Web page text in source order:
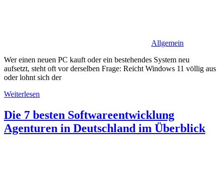
Allgemein
Wer einen neuen PC kauft oder ein bestehendes System neu
aufsetzt, steht oft vor derselben Frage: Reicht Windows 11 völlig aus
oder lohnt sich der
Weiterlesen
Die 7 besten Softwareentwicklung
Agenturen in Deutschland im Überblick